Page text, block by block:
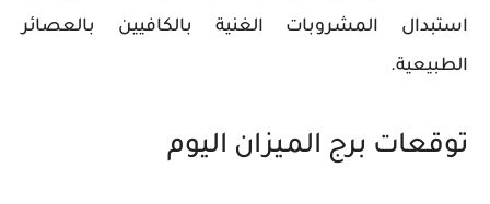
استبدال المشروبات الغنية بالكافيين بالعصائر
الطبيعية.
توقعات برج الميزان اليوم